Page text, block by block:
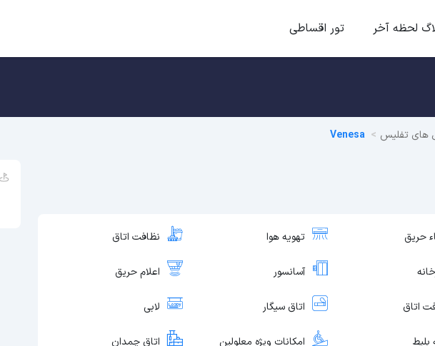
لحظه آخر تور اقساطی
های تفلیس Venesa
حریق تهویه هوا نظافت اتاق
آسانسور اعلام حریق
اتاق اتاق سیگار لابی
بلیط امکانات ویژه معلولین اتاق چمدان